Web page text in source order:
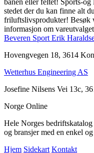
stedet der du kan finne alt
friluftslivsprodukter! Besøk
informasjon om
Beveren Sport Erik
Hovengvegen 18, 3614
Wetterhus Engineering AS
Josefine Nilsens Vei 13c,
Norge Online
Hele Norges
og bransjer med en enkel
Hjem Sidekart Kontakt